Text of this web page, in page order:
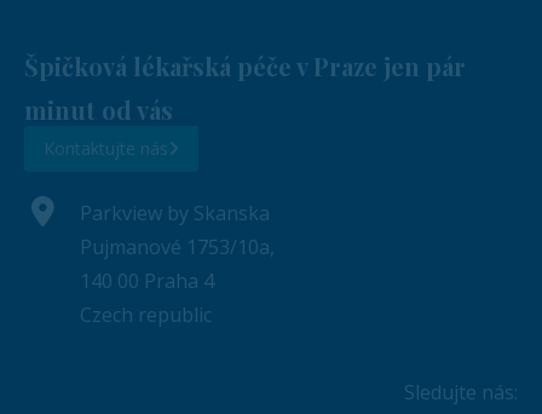
Špičková lékařská péče v Praze jen pár
minut od vás
Kontaktujte nás
Parkview by Skanska
Pujmanové 1753/10a,
140 00 Praha 4
Czech republic
Sledujte nás: